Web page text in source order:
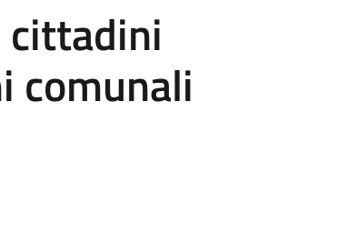
cittadini
comunali